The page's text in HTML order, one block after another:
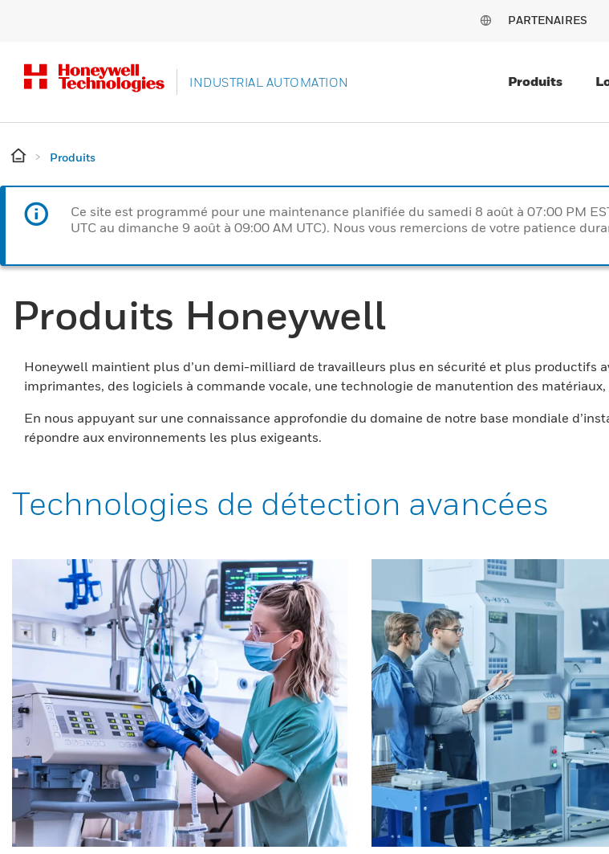
PARTENAIRES
INDUSTRIAL AUTOMATION Produits
Produits
Ce site est programmé pour une maintenance planifiée du samedi 8 août à 07:00 PM
UTC au dimanche 9 août à 09:00 AM UTC). Nous vous remercions de votre patience
Produits Honeywell
Honeywell maintient plus d’un demi-milliard de travailleurs plus en sécurité et plus productifs
imprimantes, des logiciels à commande vocale, une technologie de manutention des
En nous appuyant sur une connaissance approfondie du domaine de notre base mondiale
répondre aux environnements les plus exigeants.
Technologies de détection avancées